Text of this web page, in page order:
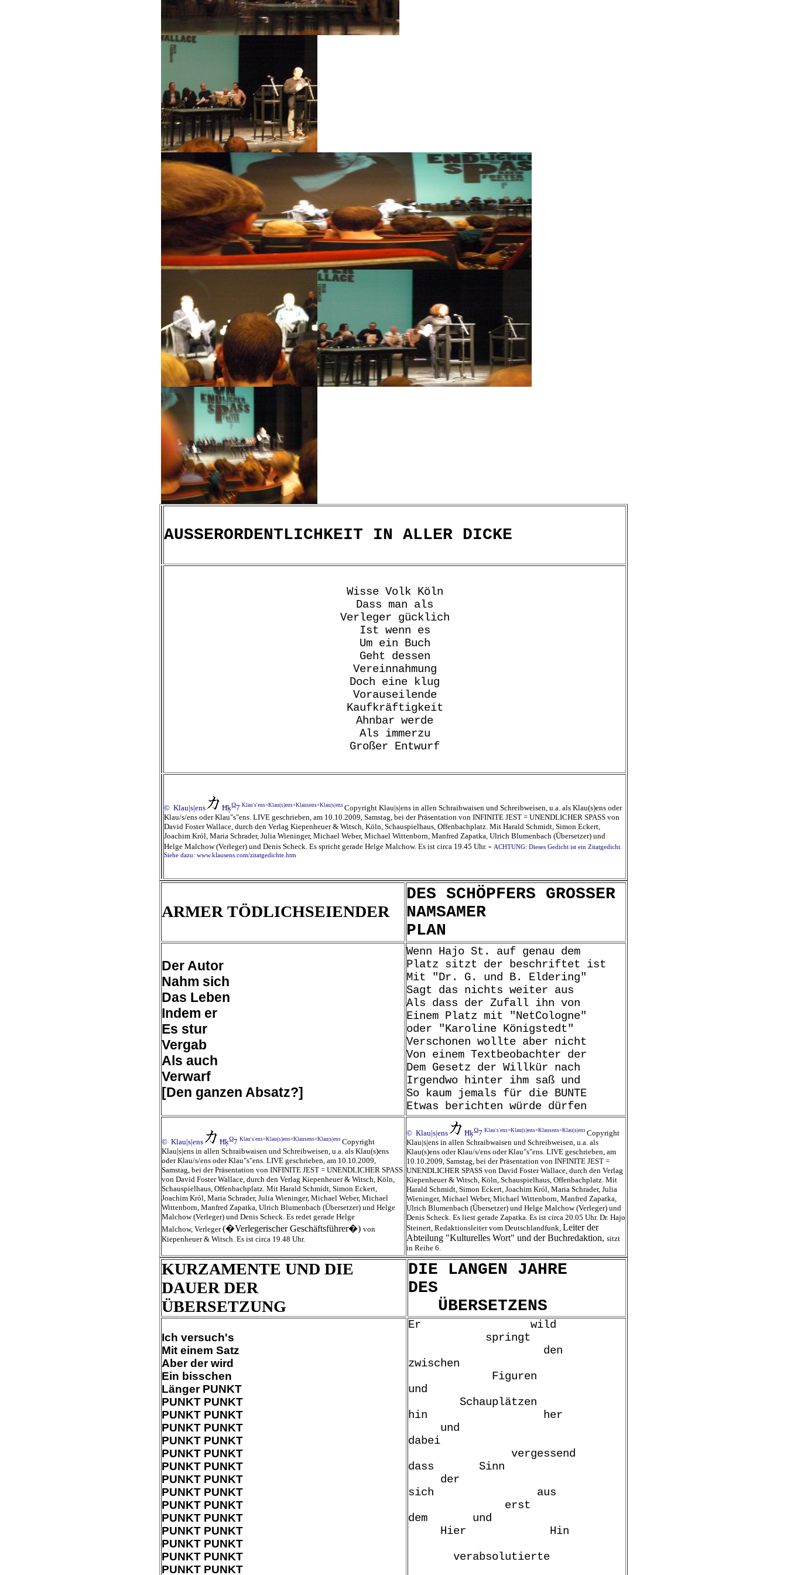
AUSSERORDENTLICHKEIT IN ALLER DICKE
Wisse Volk Köln
Dass man als
Verleger gücklich
Ist wenn es
Um ein Buch
Geht dessen
Vereinnahmung
Doch eine klug
Vorauseilende
Kaufkräftigkeit
Ahnbar werde
Als immerzu
Großer Entwurf
© Klau|s|ens ĦķΩ7 Klau's'ens=Klau(s)ens=Klausens=Klau|s|ens Copyright Klau|s|ens in allen Schraibwaisen und Schreibweisen, u.a. als Klau(s)ens oder
Klau/s/ens oder Klau"s"ens. LIVE geschrieben, am 10.10.2009, Samstag, bei der Präsentation von INFINITE JEST = UNENDLICHER SPASS von
David Foster Wallace, durch den Verlag Kiepenheuer & Witsch, Köln, Schauspielhaus, Offenbachplatz. Mit Harald Schmidt, Simon Eckert,
Joachim Król, Maria Schrader, Julia Wieninger, Michael Weber, Michael Wittenborn, Manfred Zapatka, Ulrich Blumenbach (Übersetzer) und
Helge Malchow (Verleger) und Denis Scheck. Es spricht gerade Helge Malchow. Es ist circa 19.45 Uhr. - ACHTUNG: Dieses Gedicht ist ein Zitatgedicht.
Siehe dazu: www.klausens.com/zitatgedichte.htm
ARMER TÖDLICHSEIENDER
DES SCHÖPFERS GROSSER
NAMSAMER
PLAN
Der Autor
Nahm sich
Das Leben
Indem er
Es stur
Vergab
Als auch
Verwarf
[Den ganzen Absatz?]
Wenn Hajo St. auf genau dem
Platz sitzt der beschriftet ist
Mit "Dr. G. und B. Eldering"
Sagt das nichts weiter aus
Als dass der Zufall ihn von
Einem Platz mit "NetCologne"
oder "Karoline Königstedt"
Verschonen wollte aber nicht
Von einem Textbeobachter der
Dem Gesetz der Willkür nach
Irgendwo hinter ihm saß und
So kaum jemals für die BUNTE
Etwas berichten würde dürfen
© Klau|s|ens ĦķΩ7 Klau's'ens=Klau(s)ens=Klausens=Klau|s|ens Copyright
Klau|s|ens in allen Schraibwaisen und Schreibweisen, u.a. als Klau(s)ens
oder Klau/s/ens oder Klau"s"ens. LIVE geschrieben, am 10.10.2009,
Samstag, bei der Präsentation von INFINITE JEST = UNENDLICHER SPASS
von David Foster Wallace, durch den Verlag Kiepenheuer & Witsch, Köln,
Schauspielhaus, Offenbachplatz. Mit Harald Schmidt, Simon Eckert,
Joachim Król, Maria Schrader, Julia Wieninger, Michael Weber, Michael
Wittenborn, Manfred Zapatka, Ulrich Blumenbach (Übersetzer) und Helge
Malchow (Verleger) und Denis Scheck. Es redet gerade Helge
Malchow, Verleger(�Verlegerischer Geschäftsführer�) von
Kiepenheuer & Witsch. Es ist circa 19.48 Uhr.
© Klau|s|ens ĦķΩ7 Klau's'ens=Klau(s)ens=Klausens=Klau|s|ens Copyright
Klau|s|ens in allen Schraibwaisen und Schreibweisen, u.a. als
Klau(s)ens oder Klau/s/ens oder Klau"s"ens. LIVE geschrieben, am
10.10.2009, Samstag, bei der Präsentation von INFINITE JEST =
UNENDLICHER SPASS von David Foster Wallace, durch den Verlag
Kiepenheuer & Witsch, Köln, Schauspielhaus, Offenbachplatz. Mit
Harald Schmidt, Simon Eckert, Joachim Król, Maria Schrader, Julia
Wieninger, Michael Weber, Michael Wittenborn, Manfred Zapatka,
Ulrich Blumenbach (Übersetzer) und Helge Malchow (Verleger) und
Denis Scheck. Es liest gerade Zapatka. Es ist circa 20.05 Uhr. Dr. Hajo
Steinert, Redaktionsleiter vom Deutschlandfunk, Leiter der
Abteilung "Kulturelles Wort" und der Buchredaktion, sitzt
in Reihe 6.
KURZAMENTE UND DIE
DAUER DER
ÜBERSETZUNG
DIE LANGEN JAHRE
DES
ÜBERSETZENS
Ich versuch's
Mit einem Satz
Aber der wird
Ein bisschen
Länger PUNKT
PUNKT PUNKT
PUNKT PUNKT
PUNKT PUNKT
PUNKT PUNKT
PUNKT PUNKT
PUNKT PUNKT
PUNKT PUNKT
PUNKT PUNKT
PUNKT PUNKT
PUNKT PUNKT
PUNKT PUNKT
PUNKT PUNKT
PUNKT PUNKT
PUNKT PUNKT
Er wild
springt
den
zwischen
Figuren
und
Schauplätzen
hin her
und
dabei
vergessend
dass Sinn
der
sich aus
erst
dem und
Hier Hin
verabsolutierte